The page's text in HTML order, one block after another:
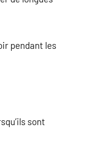
pendant les
sont